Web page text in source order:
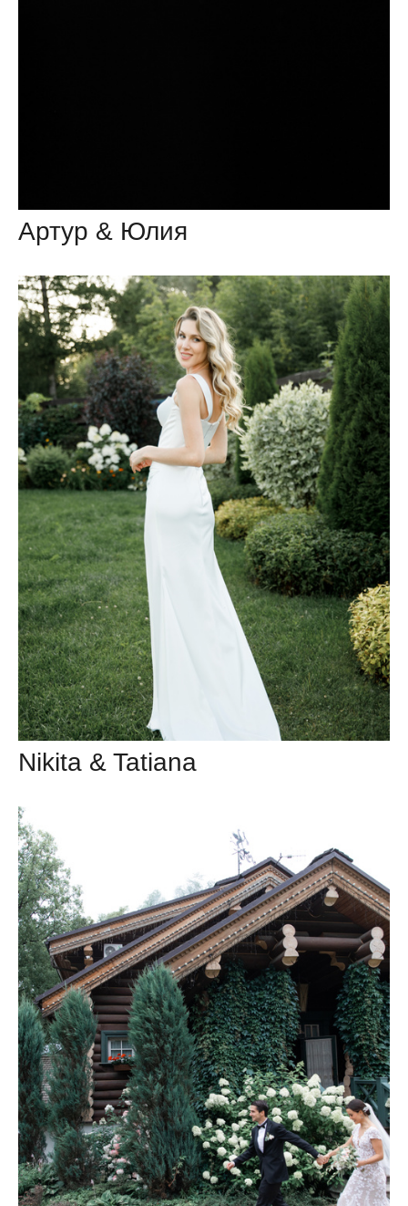
Артур & Юлия
Nikita & Tatiana